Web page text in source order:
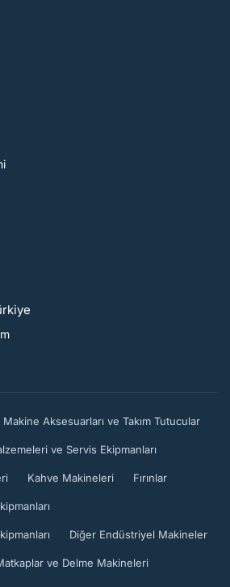
Makine Aksesuarları ve Takım Tutucular
ve Servis Ekipmanları
Kahve Makineleri Fırınlar
Diğer Endüstriyel Makineler
ve Delme Makineleri